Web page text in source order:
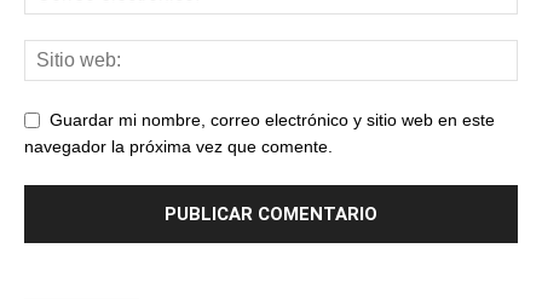
Guardar mi nombre, correo electrónico y sitio web en este
navegador la próxima vez que comente.